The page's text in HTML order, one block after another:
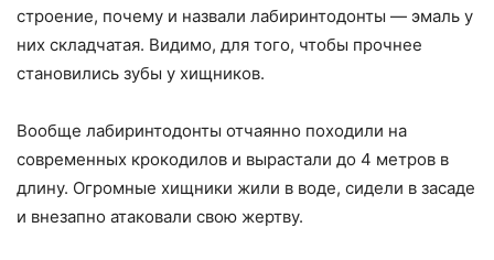
строение, почему и назвали лабиринтодонты — эмаль у
них складчатая. Видимо, для того, чтобы прочнее
становились зубы у хищников.
Вообще лабиринтодонты отчаянно походили на
современных крокодилов и вырастали до 4 метров в
длину. Огромные хищники жили в воде, сидели в засаде
и внезапно атаковали свою жертву.